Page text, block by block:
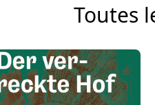
Toutes